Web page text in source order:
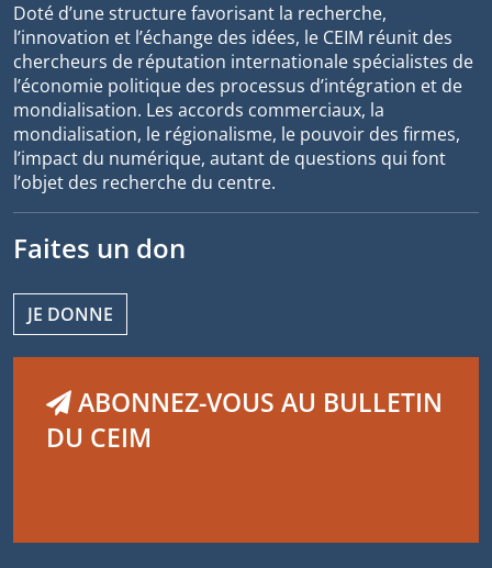
Doté d’une structure favorisant la recherche,
l’innovation et l’échange des idées, le CEIM réunit des
chercheurs de réputation internationale spécialistes de
l’économie politique des processus d’intégration et de
mondialisation. Les accords commerciaux, la
mondialisation, le régionalisme, le pouvoir des firmes,
l’impact du numérique, autant de questions qui font
l’objet des recherche du centre.
Faites un don
JE DONNE
ABONNEZ-VOUS AU BULLETIN
DU CEIM